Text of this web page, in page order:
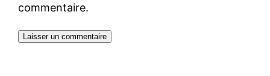
commentaire.